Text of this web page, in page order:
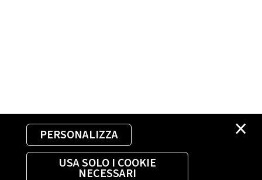
×
PERSONALIZZA
USA SOLO I COOKIE
NECESSARI